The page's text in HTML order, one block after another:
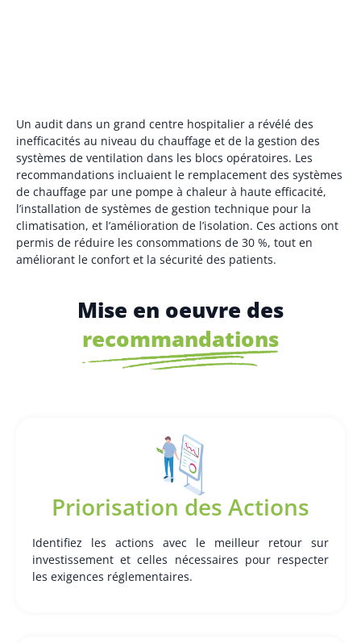
Un audit dans un grand centre hospitalier a révélé des
inefficacités au niveau du chauffage et de la gestion des
systèmes de ventilation dans les blocs opératoires. Les
recommandations incluaient le remplacement des systèmes
de chauffage par une pompe à chaleur à haute efficacité,
l’installation de systèmes de gestion technique pour la
climatisation, et l’amélioration de l’isolation. Ces actions ont
permis de réduire les consommations de 30 %, tout en
améliorant le confort et la sécurité des patients.
Mise en oeuvre des
recommandations
Priorisation des Actions
Identifiez les actions avec le meilleur retour sur
investissement et celles nécessaires pour respecter
les exigences réglementaires.